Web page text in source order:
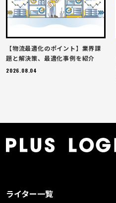
【物流最適化のポイント】業界課
題と解決策、最適化事例を紹介
2026.08.04
ライター一覧